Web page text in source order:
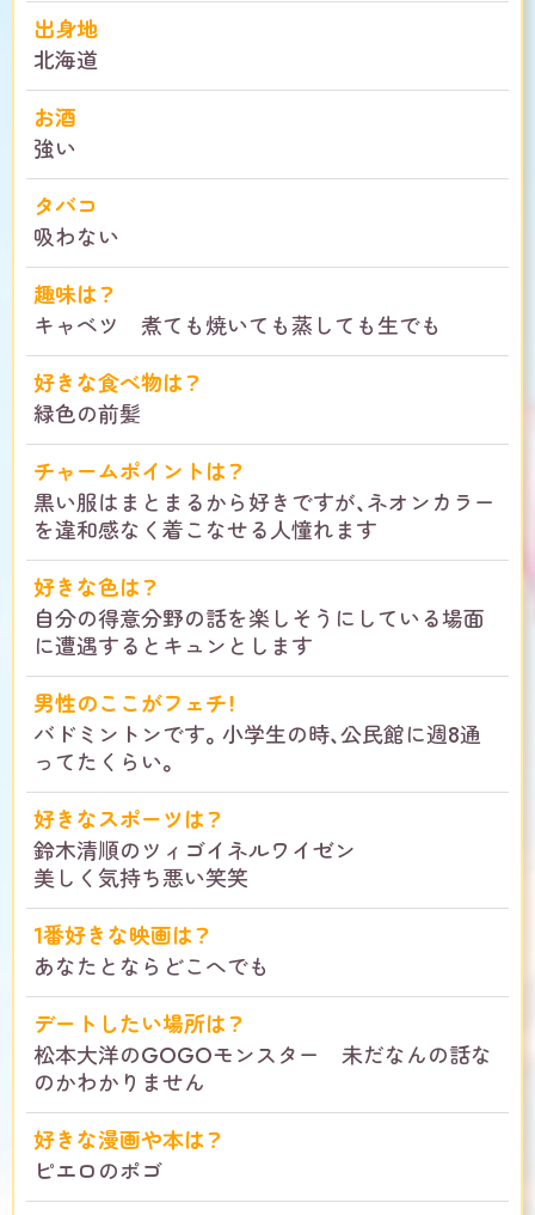
出身地
北海道
お酒
強い
タバコ
吸わない
趣味は？
キャベツ 煮ても焼いても蒸しても生でも
好きな食べ物は？
緑色の前髪
チャームポイントは？
黒い服はまとまるから好きですが、ネオンカラー
を違和感なく着こなせる人憧れます
好きな色は？
自分の得意分野の話を楽しそうにしている場面
に遭遇するとキュンとします
男性のここがフェチ！
バドミントンです。小学生の時、公民館に週8通
ってたくらい。
好きなスポーツは？
鈴木清順のツィゴイネルワイゼン
美しく気持ち悪い笑笑
1番好きな映画は？
あなたとならどこへでも
デートしたい場所は？
松本大洋のGOGOモンスター 未だなんの話な
のかわかりません
好きな漫画や本は？
ピエロのポゴ